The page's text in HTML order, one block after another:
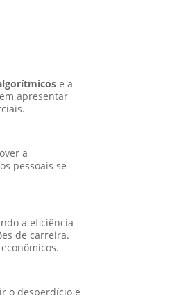
e a
apresentar
a
pessoais se
a eficiência
de carreira.
o desperdício e